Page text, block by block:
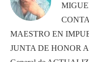
MAESTRO EN
JUNTA DE HONOR